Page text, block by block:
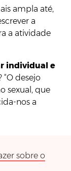
ampla até,
a
a atividade
individual e
desejo
sexual, que
nos a
sobre o